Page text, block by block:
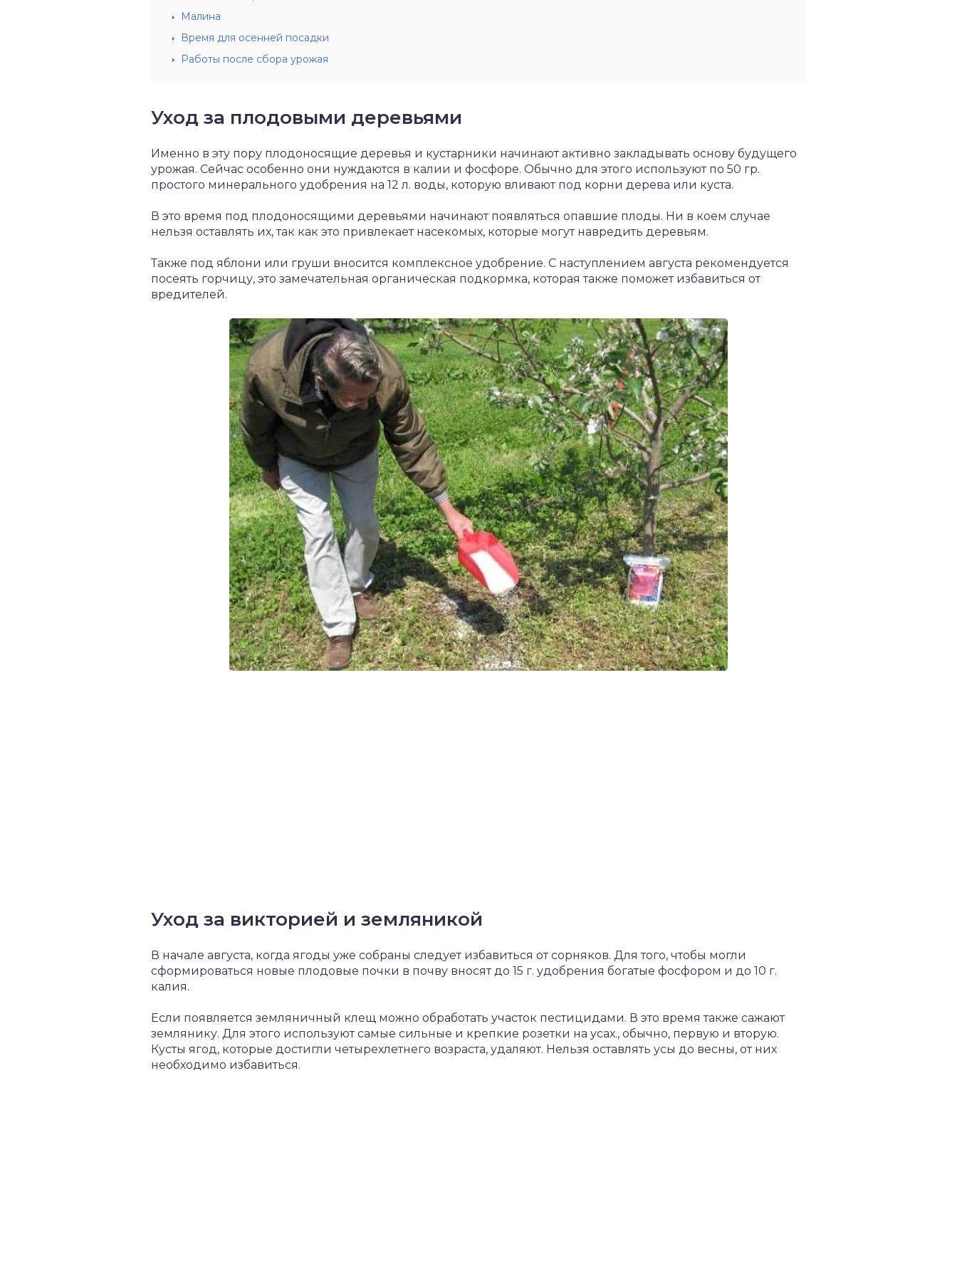
Малина
Время для осенней посадки
Работы после сбора урожая
Уход за плодовыми деревьями
Именно в эту пору плодоносящие деревья и кустарники начинают активно закладывать основу будущего
урожая. Сейчас особенно они нуждаются в калии и фосфоре. Обычно для этого используют по 50 гр.
простого минерального удобрения на 12 л. воды, которую вливают под корни дерева или куста.
В это время под плодоносящими деревьями начинают появляться опавшие плоды. Ни в коем случае
нельзя оставлять их, так как это привлекает насекомых, которые могут навредить деревьям.
Также под яблони или груши вносится комплексное удобрение. С наступлением августа рекомендуется
посеять горчицу, это замечательная органическая подкормка, которая также поможет избавиться от
вредителей.
Уход за викторией и земляникой
В начале августа, когда ягоды уже собраны следует избавиться от сорняков. Для того, чтобы могли
сформироваться новые плодовые почки в почву вносят до 15 г. удобрения богатые фосфором и до 10 г.
калия.
Если появляется земляничный клещ можно обработать участок пестицидами. В это время также сажают
землянику. Для этого используют самые сильные и крепкие розетки на усах., обычно, первую и вторую.
Кусты ягод, которые достигли четырехлетнего возраста, удаляют. Нельзя оставлять усы до весны, от них
необходимо избавиться.